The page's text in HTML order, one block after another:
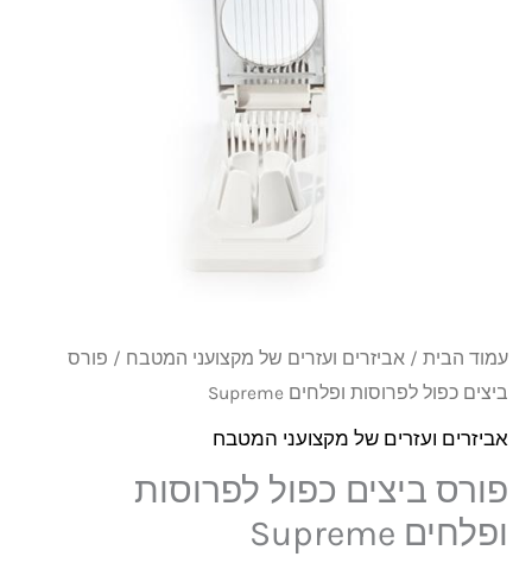
עמוד הבית / אביזרים ועזרים של מקצועני המטבח / פורס
ביצים כפול לפרוסות ופלחים Supreme
אביזרים ועזרים של מקצועני המטבח
פורס ביצים כפול לפרוסות
ופלחים Supreme